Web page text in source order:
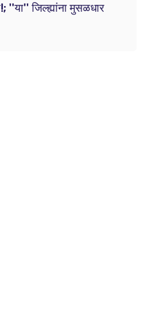
''या'' जिल्ह्यांना मुसळधार